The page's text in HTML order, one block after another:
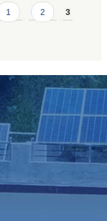
1 2 3